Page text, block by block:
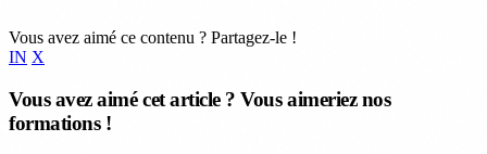
Vous avez aimé ce contenu ? Partagez-le !
IN X
Vous avez aimé cet article ? Vous aimeriez nos
formations !